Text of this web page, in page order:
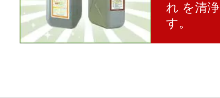
れ を清
す。